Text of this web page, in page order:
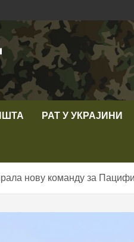
РАТ У УКРАЈИНИ
нову команду за